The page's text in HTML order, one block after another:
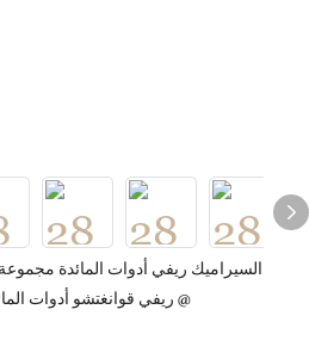
ريفي قوانغتشو أدوات المائدة 8.25 / 10.5 بوصة أطباق عشاء @